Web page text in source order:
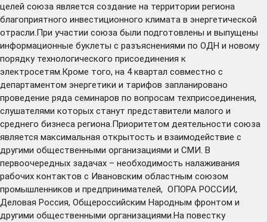
целей союза является создание на территории региона
благоприятного инвестиционного климата в энергетической
отрасли.При участии союза были подготовлены и выпущены
информационные буклеты с разъяснениями по ОДН и новому
порядку технологического присоединения к
электросетям.Кроме того, на 4 квартал совместно с
департаментом энергетики и тарифов запланировано
проведение ряда семинаров по вопросам техприсоединения,
слушателями которых станут представители малого и
среднего бизнеса региона.Приоритетом деятельности союза
является максимальная открытость и взаимодействие с
другими общественными организациями и СМИ. В
первоочередных задачах – необходимость налаживания
рабочих контактов с Ивановским областным союзом
промышленников и предпринимателей, ОПОРА РОССИИ,
Деловая Россия, Общероссийским Народным фронтом и
другими общественными организациями.На повестку